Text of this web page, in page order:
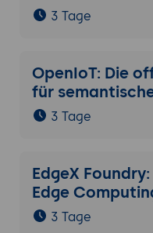
3 Tage
OpenIoT: Die
für
3 Tage
EdgeX
Edge
3 Tage